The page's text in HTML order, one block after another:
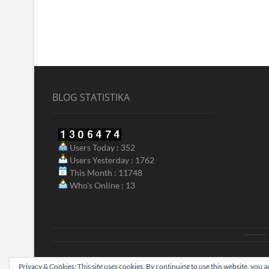
BLOG STATISTIKA
Users Today : 352
Users Yesterday : 1762
This Month : 11748
Who's Online : 13
Biograjski
Privacy & Cookies: This site uses cookies. By continuing to use this website, you